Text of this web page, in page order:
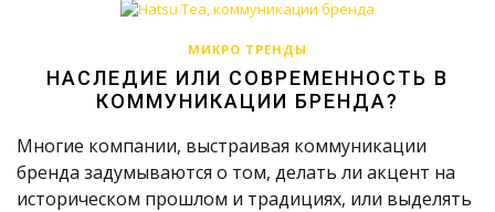
МИКРО ТРЕНДЫ
НАСЛЕДИЕ ИЛИ СОВРЕМЕННОСТЬ В
КОММУНИКАЦИИ БРЕНДА?
Многие компании, выстраивая коммуникации
бренда задумываются о том, делать ли акцент на
историческом прошлом и традициях, или выделять